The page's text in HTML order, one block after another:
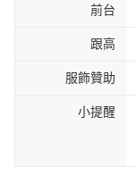
前台
跟高
服飾贊助
小提醒